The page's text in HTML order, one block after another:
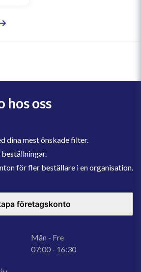
hos oss
dina mest önskade filter.
beställningar.
för fler beställare i en organisation.
företagskonto
Mån - Fre
07:00 - 16:30